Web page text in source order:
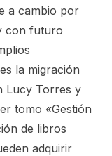
a cambio por
con futuro
la migración
Lucy Torres y
tomo «Gestión
de libros
adquirir